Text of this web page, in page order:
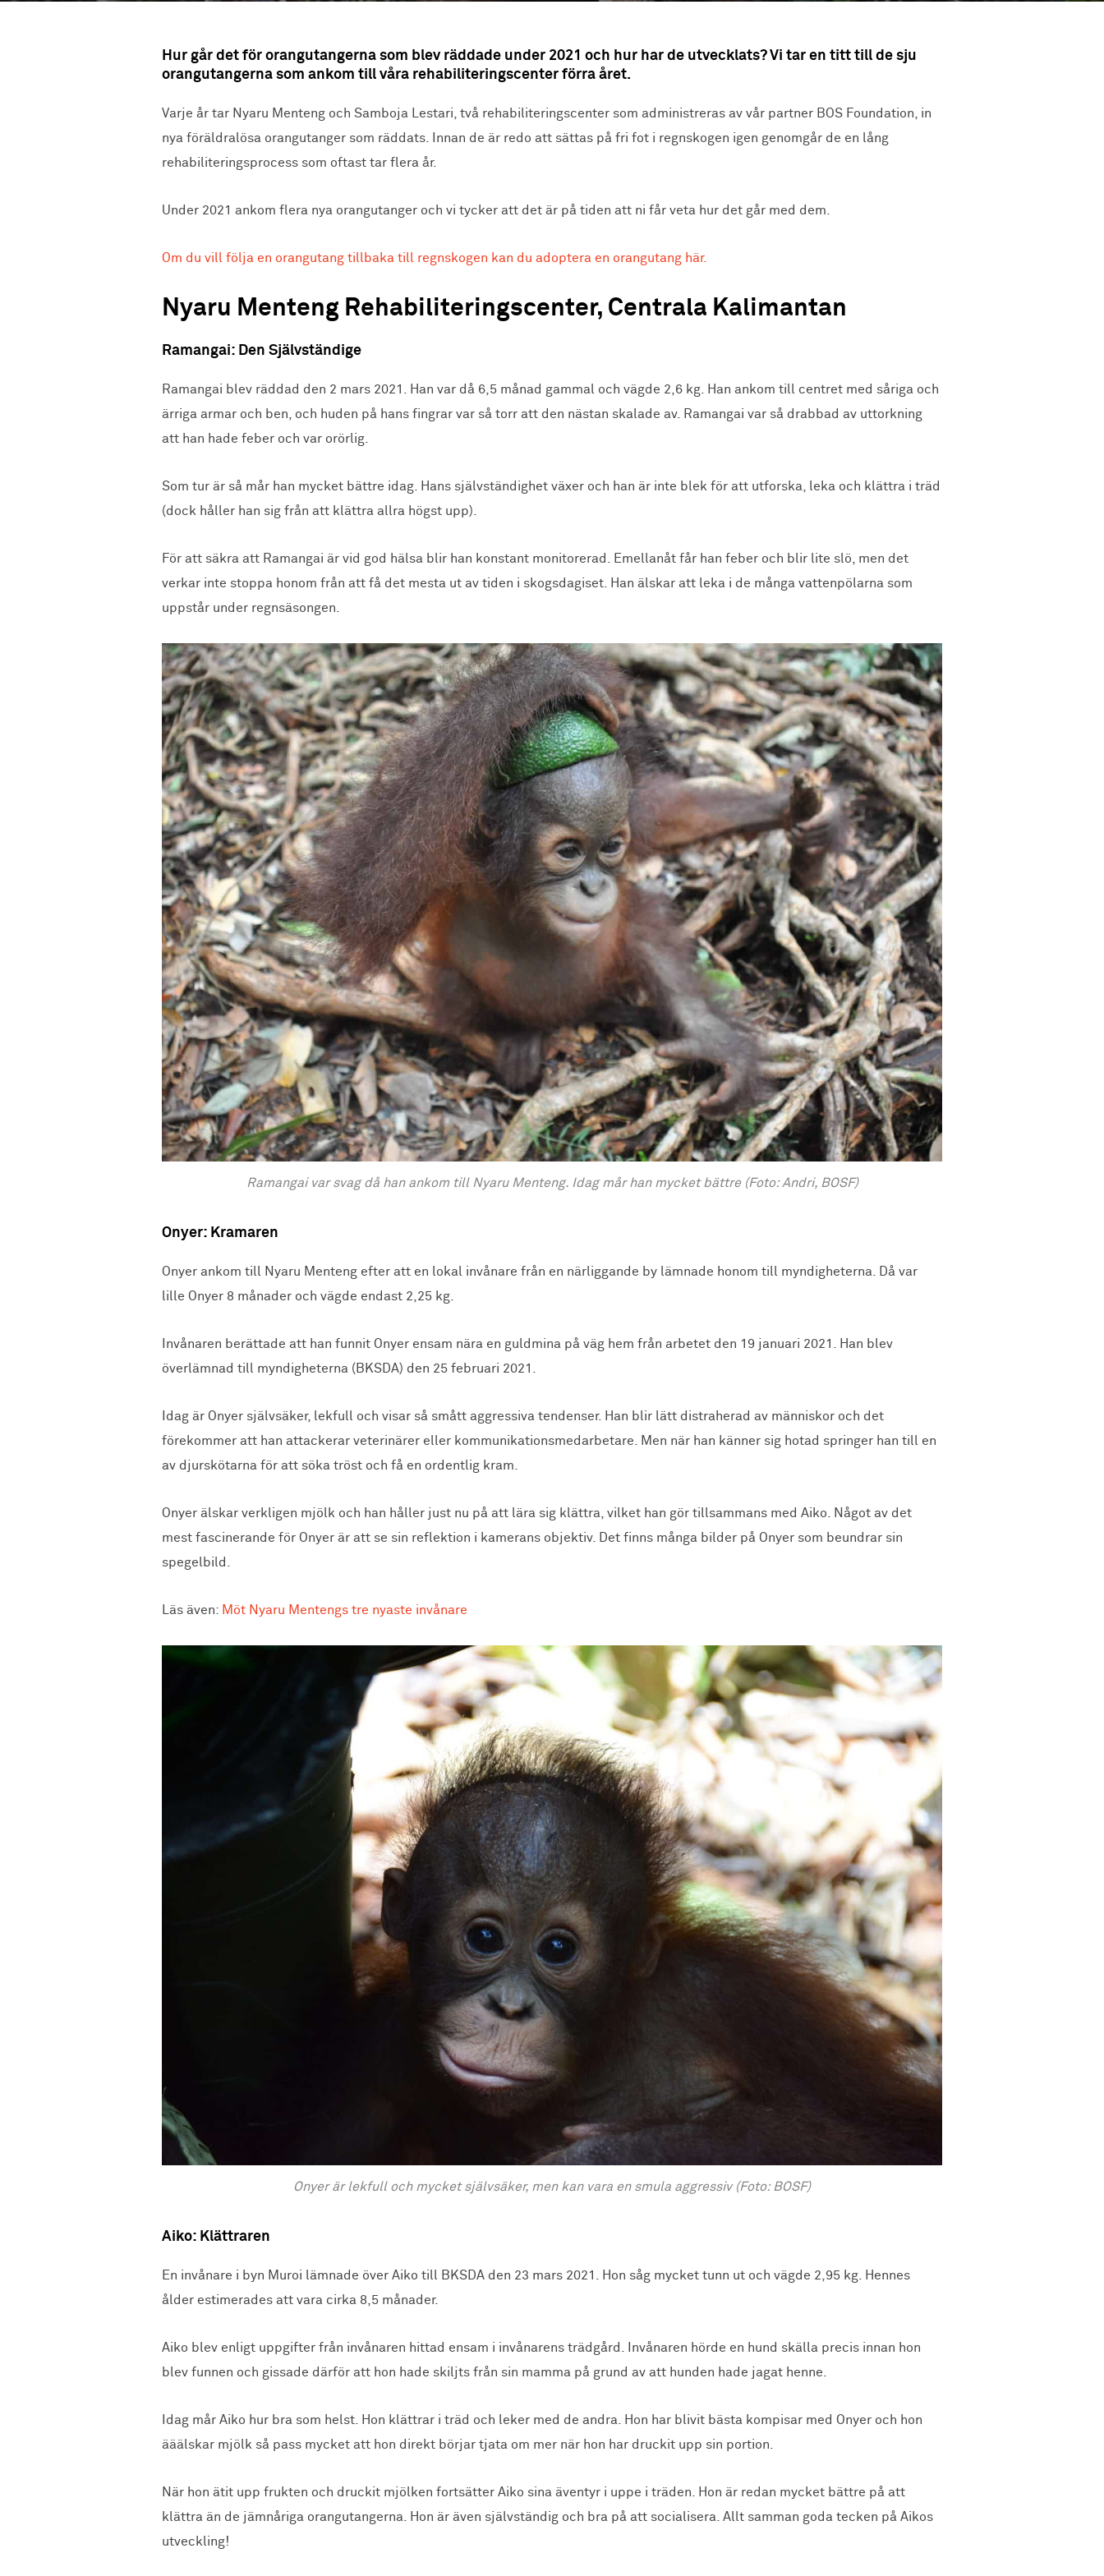
Hur går det för orangutangerna som blev räddade under 2021 och hur har de utvecklats? Vi tar en titt till de sju
orangutangerna som ankom till våra rehabiliteringscenter förra året.
Varje år tar Nyaru Menteng och Samboja Lestari, två rehabiliteringscenter som administreras av vår partner BOS Foundation, in
nya föräldralösa orangutanger som räddats. Innan de är redo att sättas på fri fot i regnskogen igen genomgår de en lång
rehabiliteringsprocess som oftast tar flera år.
Under 2021 ankom flera nya orangutanger och vi tycker att det är på tiden att ni får veta hur det går med dem.
Om du vill följa en orangutang tillbaka till regnskogen kan du adoptera en orangutang här.
Nyaru Menteng Rehabiliteringscenter, Centrala Kalimantan
Ramangai: Den Självständige
Ramangai blev räddad den 2 mars 2021. Han var då 6,5 månad gammal och vägde 2,6 kg. Han ankom till centret med såriga och
ärriga armar och ben, och huden på hans fingrar var så torr att den nästan skalade av. Ramangai var så drabbad av uttorkning
att han hade feber och var orörlig.
Som tur är så mår han mycket bättre idag. Hans självständighet växer och han är inte blek för att utforska, leka och klättra i träd
(dock håller han sig från att klättra allra högst upp).
För att säkra att Ramangai är vid god hälsa blir han konstant monitorerad. Emellanåt får han feber och blir lite slö, men det
verkar inte stoppa honom från att få det mesta ut av tiden i skogsdagiset. Han älskar att leka i de många vattenpölarna som
uppstår under regnsäsongen.
Ramangai var svag då han ankom till Nyaru Menteng. Idag mår han mycket bättre (Foto: Andri, BOSF)
Onyer: Kramaren
Onyer ankom till Nyaru Menteng efter att en lokal invånare från en närliggande by lämnade honom till myndigheterna. Då var
lille Onyer 8 månader och vägde endast 2,25 kg.
Invånaren berättade att han funnit Onyer ensam nära en guldmina på väg hem från arbetet den 19 januari 2021. Han blev
överlämnad till myndigheterna (BKSDA) den 25 februari 2021.
Idag är Onyer självsäker, lekfull och visar så smått aggressiva tendenser. Han blir lätt distraherad av människor och det
förekommer att han attackerar veterinärer eller kommunikationsmedarbetare. Men när han känner sig hotad springer han till en
av djurskötarna för att söka tröst och få en ordentlig kram.
Onyer älskar verkligen mjölk och han håller just nu på att lära sig klättra, vilket han gör tillsammans med Aiko. Något av det
mest fascinerande för Onyer är att se sin reflektion i kamerans objektiv. Det finns många bilder på Onyer som beundrar sin
spegelbild.
Läs även: Möt Nyaru Mentengs tre nyaste invånare
Onyer är lekfull och mycket självsäker, men kan vara en smula aggressiv (Foto: BOSF)
Aiko: Klättraren
En invånare i byn Muroi lämnade över Aiko till BKSDA den 23 mars 2021. Hon såg mycket tunn ut och vägde 2,95 kg. Hennes
ålder estimerades att vara cirka 8,5 månader.
Aiko blev enligt uppgifter från invånaren hittad ensam i invånarens trädgård. Invånaren hörde en hund skälla precis innan hon
blev funnen och gissade därför att hon hade skiljts från sin mamma på grund av att hunden hade jagat henne.
Idag mår Aiko hur bra som helst. Hon klättrar i träd och leker med de andra. Hon har blivit bästa kompisar med Onyer och hon
ääälskar mjölk så pass mycket att hon direkt börjar tjata om mer när hon har druckit upp sin portion.
När hon ätit upp frukten och druckit mjölken fortsätter Aiko sina äventyr i uppe i träden. Hon är redan mycket bättre på att
klättra än de jämnåriga orangutangerna. Hon är även självständig och bra på att socialisera. Allt samman goda tecken på Aikos
utveckling!